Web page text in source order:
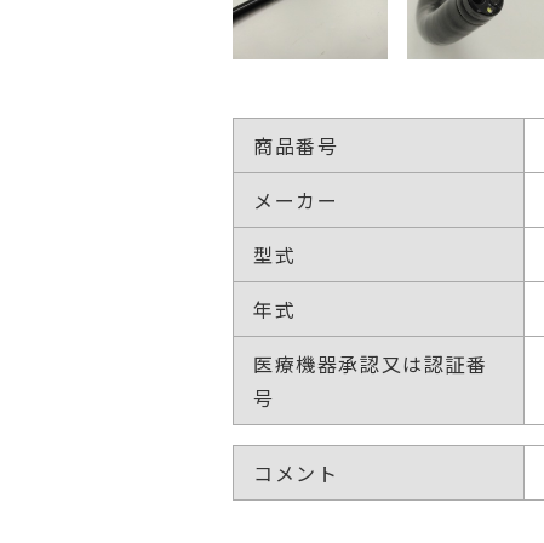
商品番号
メーカー
型式
年式
医療機器承認又は認証番
号
コメント